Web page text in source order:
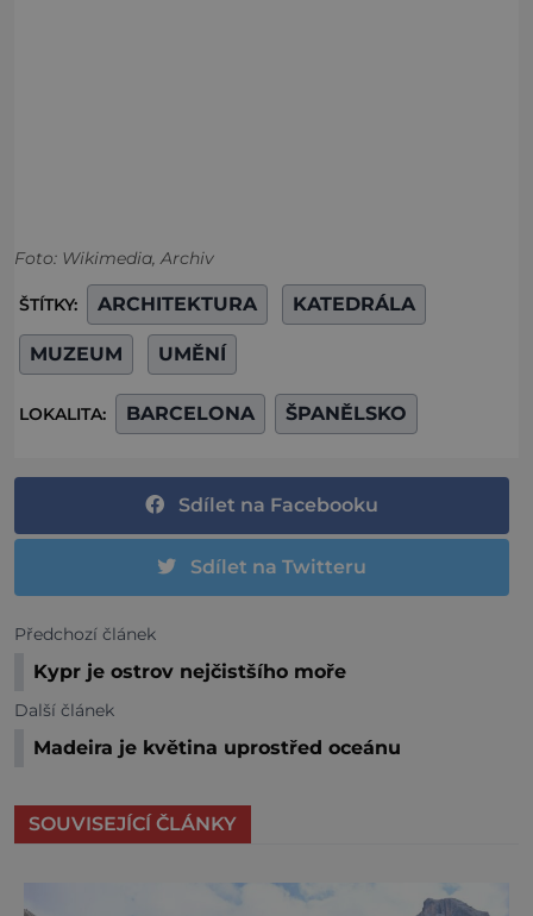
Foto: Wikimedia, Archiv
ŠTÍTKY: ARCHITEKTURA KATEDRÁLA
MUZEUM UMĚNÍ
LOKALITA: BARCELONA ŠPANĚLSKO
Sdílet na Facebooku
Sdílet na Twitteru
Předchozí článek
Kypr je ostrov nejčistšího moře
Další článek
Madeira je květina uprostřed oceánu
SOUVISEJÍCÍ ČLÁNKY